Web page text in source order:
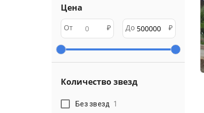
Цена
От ₽ До ₽
Количество звезд
Без звезд 1